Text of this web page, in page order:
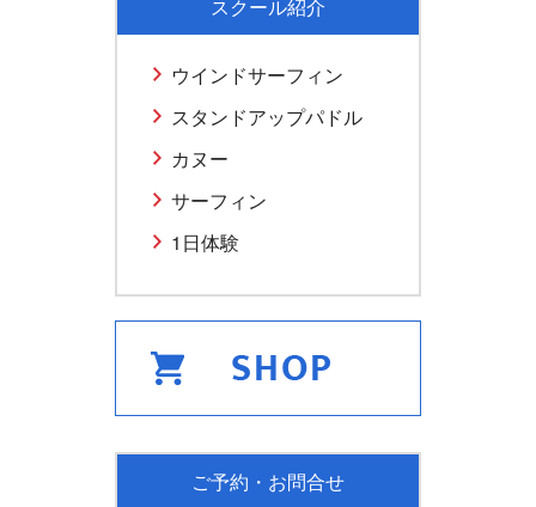
スクール紹介
ウインドサーフィン
スタンドアップパドル
カヌー
サーフィン
1日体験
ご予約・お問合せ